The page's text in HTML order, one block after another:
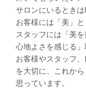
サロンにいるときは
お客様には「美」と
スタッフには「美
心地よさを感じる」
お客様やスタッフ
を大切に、これか
思っています。